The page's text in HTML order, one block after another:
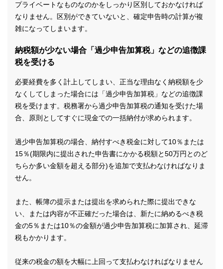
プライベートなものなのかをしっかり区別しておかなければ
なりません。区別ができていないと、確定申告時の計算が複
雑になってしまいます。
納税額が少ない場合「過少申告加算税」などの追徴課
税を受ける
必要経費を多く計上してしまい、正当な理由なく納税額を少
なくしてしまった場合には「過少申告加算税」などの追徴課
税を受けます。税務署から過少申告加算税の通知を受けた場
合、原則としてすぐに現金での一括納付が求められます。
過少申告加算税の場合、納付すべき税金に対して10％または
15％(期限内に提出された申告書にかかる税額と50万円とのど
ちらか多い金額を超える部分)を追加で支払わなければなりま
せん。
また、帳簿の提示または提出を求められた際に提出できな
い、または内容が不正確だった場合は、新たに納めるべき税
金の5％または10％の金額が過少申告加算税に加算され、延滞
税もかかります。
従来の税金の額を大幅に上回って支払わなければなりません